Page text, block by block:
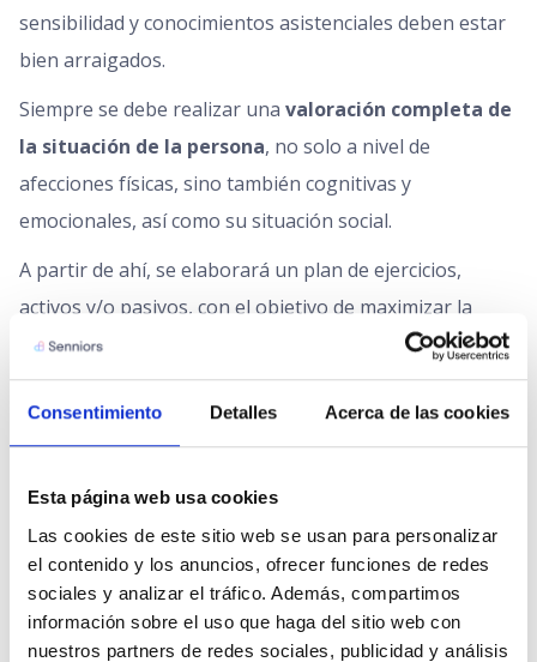
Consentimiento Detalles Acerca de las cookies
Esta página web usa cookies
Las cookies de este sitio web se usan para personalizar
el contenido y los anuncios, ofrecer funciones de redes
sociales y analizar el tráfico. Además, compartimos
información sobre el uso que haga del sitio web con
nuestros partners de redes sociales, publicidad y análisis
sensibilidad y conocimientos asistenciales deben estar
bien arraigados.
Siempre se debe realizar una valoración completa de
la situación de la persona, no solo a nivel de
afecciones físicas, sino también cognitivas y
emocionales, así como su situación social.
A partir de ahí, se elaborará un plan de ejercicios,
activos y/o pasivos, con el objetivo de maximizar la
movilidad y funcionalidad de la persona, mejorando en
todo lo posible su calidad de vida.